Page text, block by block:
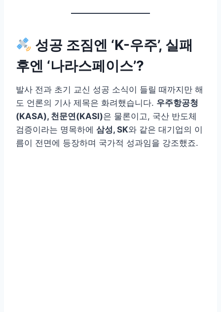
성공 조짐엔 ‘K-우주’, 실패
후엔 ‘나라스페이스’?
발사 전과 초기 교신 성공 소식이 들릴 때까지만 해
도 언론의 기사 제목은 화려했습니다. 우주항공청
(KASA), 천문연(KASI)은 물론이고, 국산 반도체
검증이라는 명목하에 삼성, SK와 같은 대기업의 이
름이 전면에 등장하며 국가적 성과임을 강조했죠.